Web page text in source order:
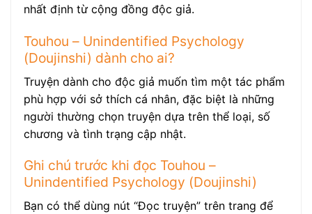
nhất định từ cộng đồng độc giả.
Touhou – Unindentified Psychology
(Doujinshi) dành cho ai?
Truyện dành cho độc giả muốn tìm một tác phẩm
phù hợp với sở thích cá nhân, đặc biệt là những
người thường chọn truyện dựa trên thể loại, số
chương và tình trạng cập nhật.
Ghi chú trước khi đọc Touhou –
Unindentified Psychology (Doujinshi)
Bạn có thể dùng nút “Đọc truyện” trên trang để